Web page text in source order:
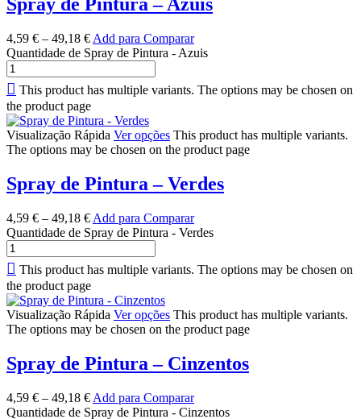
4,59 € – 49,18 € Add para Comparar
Quantidade de Spray de Pintura - Azuis
This product has multiple variants. The options may be chosen on
the product page
Visualização Rápida Ver opções This product has multiple variants.
The options may be chosen on the product page
Spray de Pintura – Verdes
4,59 € – 49,18 € Add para Comparar
Quantidade de Spray de Pintura - Verdes
This product has multiple variants. The options may be chosen on
the product page
Visualização Rápida Ver opções This product has multiple variants.
The options may be chosen on the product page
Spray de Pintura – Cinzentos
4,59 € – 49,18 € Add para Comparar
Quantidade de Spray de Pintura - Cinzentos